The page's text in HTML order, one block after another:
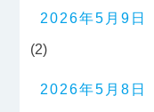
2026年5月9日
(2)
2026年5月8日